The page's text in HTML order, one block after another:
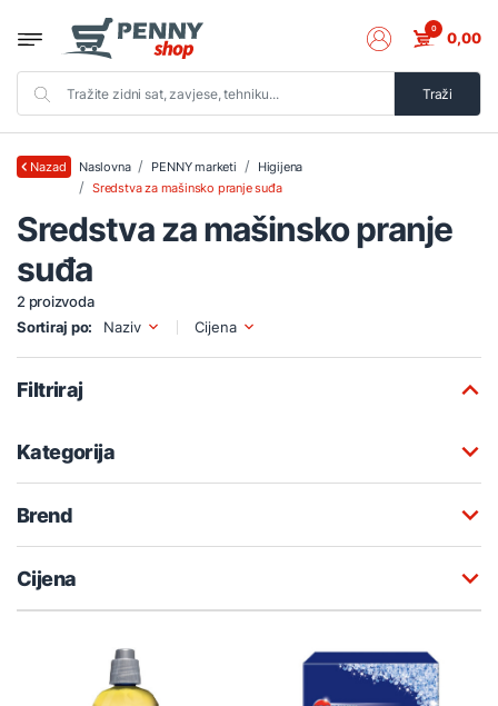
Traži
0 0,00
Nazad Naslovna PENNY marketi
Higijena
Sredstva za mašinsko pranje suđa
Sredstva za mašinsko pranje
suđa
2 proizvoda
Sortiraj po:
Naziv Cijena
Filtriraj
Kategorija
Brend
Cijena